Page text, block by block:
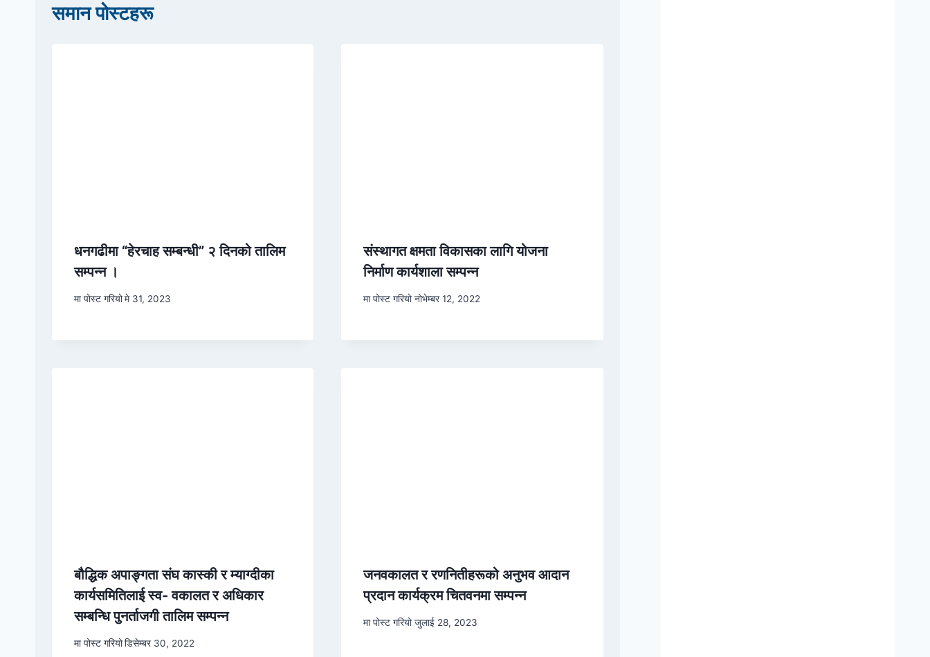
समान पोस्टहरू
धनगढीमा “हेरचाह सम्बन्धी” २ दिनको तालिम
सम्पन्न ।
मा पोस्ट गरियोमे 31, 2023
संस्थागत क्षमता विकासका लागि योजना
निर्माण कार्यशाला सम्पन्न
मा पोस्ट गरियो नोभेम्बर 12, 2022
बौद्धिक अपाङ्गता संघ कास्की र म्याग्दीका
कार्यसमितिलाई स्व- वकालत र अधिकार
सम्बन्धि पुनर्ताजगी तालिम सम्पन्न
मा पोस्ट गरियोडिसेम्बर 30, 2022
जनवकालत र रणनितीहरूको अनुभव आदान
प्रदान कार्यक्रम चितवनमा सम्पन्न
मा पोस्ट गरियो जुलाई 28, 2023